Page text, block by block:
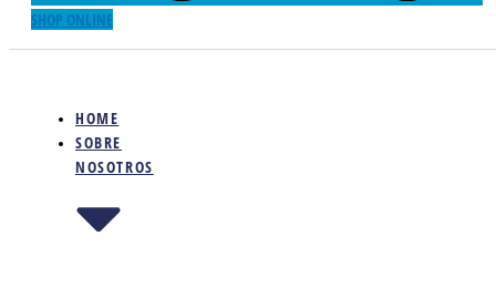
SHOP ONLINE
HOME
SOBRE
NOSOTROS